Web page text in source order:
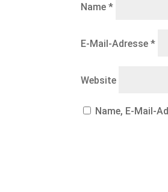
Name*
E-Mail-Adresse*
Website
Name, E-Mail-